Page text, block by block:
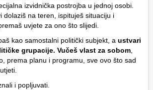
izvidnička postrojba u jednoj osobi.
dolaziš na teren, ispituješ situaciju i
uvjete za ono što slijedi.
kao samostalni politički subjekt, a ustvari
grupacije. Vučeš vlast za sobom
prema planu i programu, sve ovo što sad
i popljuvati.